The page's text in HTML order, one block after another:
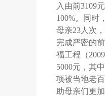
入由前3109
100%。同时
母亲23 人次
完成严密的
福工程（
5000元，其
项被当地老
助母亲们更